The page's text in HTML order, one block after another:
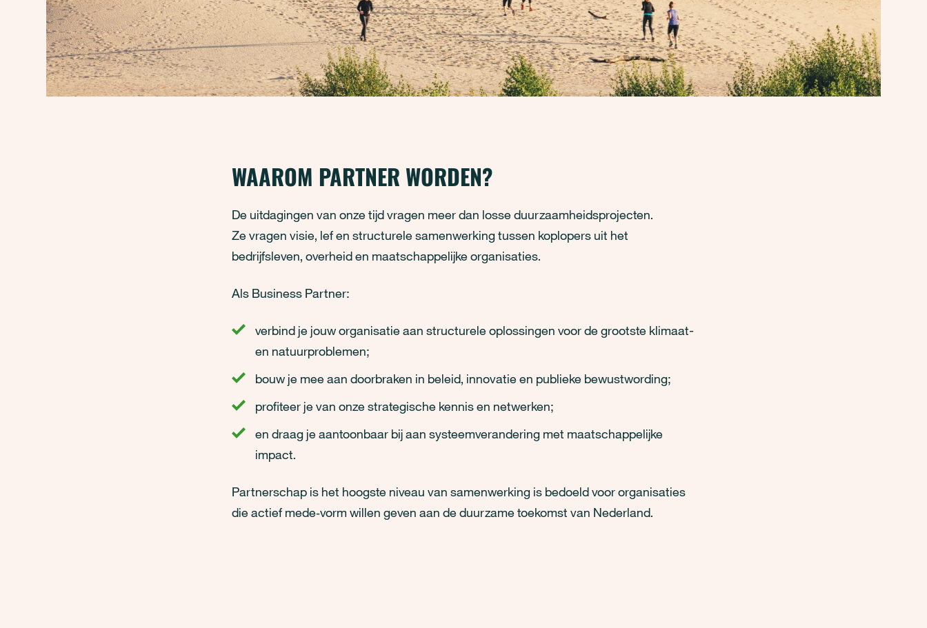
WAAROM PARTNER WORDEN?
De uitdagingen van onze tijd vragen meer dan losse duurzaamheidsprojecten.
Ze vragen visie, lef en structurele samenwerking tussen koplopers uit het
bedrijfsleven, overheid en maatschappelijke organisaties.
Als Business Partner:
verbind je jouw organisatie aan structurele oplossingen voor de grootste klimaat-
en natuurproblemen;
bouw je mee aan doorbraken in beleid, innovatie en publieke bewustwording;
profiteer je van onze strategische kennis en netwerken;
en draag je aantoonbaar bij aan systeemverandering met maatschappelijke
impact.
Partnerschap is het hoogste niveau van samenwerking is bedoeld voor organisaties
die actief mede‑vorm willen geven aan de duurzame toekomst van Nederland.